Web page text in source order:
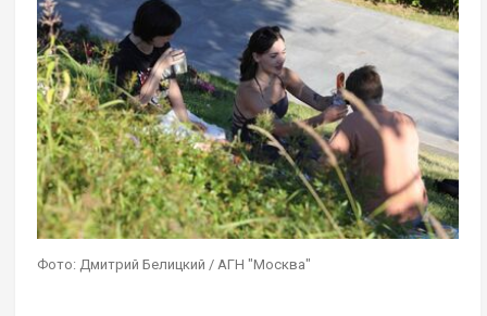
Фото: Дмитрий Белицкий / АГН "Москва"